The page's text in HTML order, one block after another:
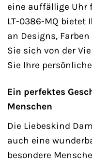
eine auffällige Uhr
LT-0386-MQ bietet
an Designs,
Sie sich von der
Sie Ihre
Ein perfektes
Menschen
Die Liebeskind
auch eine
besondere